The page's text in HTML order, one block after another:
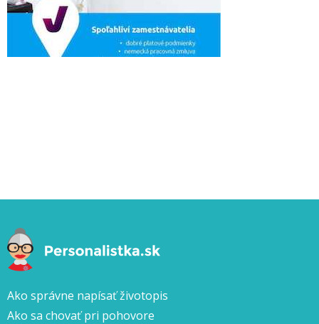
Ako správne napísať životopis
Ako sa chovať pri pohovore